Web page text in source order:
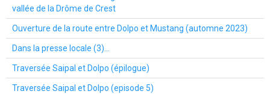
vallée de la Drôme de Crest
Ouverture de la route entre Dolpo et Mustang (automne 2023)
Dans la presse locale (3)...
Traversée Saipal et Dolpo (épilogue)
Traversée Saipal et Dolpo (episode 5)